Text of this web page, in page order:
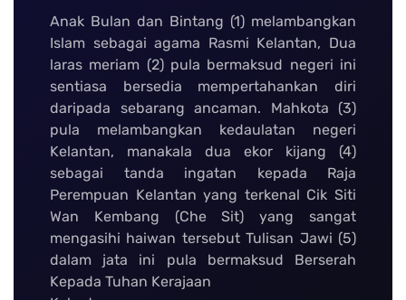
Anak Bulan dan Bintang (1) melambangkan
Islam sebagai agama Rasmi Kelantan, Dua
laras meriam (2) pula bermaksud negeri ini
sentiasa bersedia mempertahankan diri
daripada sebarang ancaman. Mahkota (3)
pula melambangkan kedaulatan negeri
Kelantan, manakala dua ekor kijang (4)
sebagai tanda ingatan kepada Raja
Perempuan Kelantan yang terkenal Cik Siti
Wan Kembang (Che Sit) yang sangat
mengasihi haiwan tersebut Tulisan Jawi (5)
dalam jata ini pula bermaksud Berserah
Kepada Tuhan Kerajaan